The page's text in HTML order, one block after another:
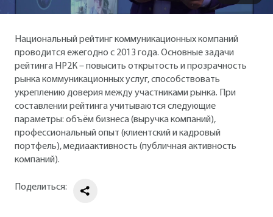
Национальный рейтинг коммуникационных компаний
проводится ежегодно с 2013 года. Основные задачи
рейтинга НР2К – повысить открытость и прозрачность
рынка коммуникационных услуг, способствовать
укреплению доверия между участниками рынка. При
составлении рейтинга учитываются следующие
параметры: объём бизнеса (выручка компаний),
профессиональный опыт (клиентский и кадровый
портфель), медиаактивность (публичная активность
компаний).
Поделиться: